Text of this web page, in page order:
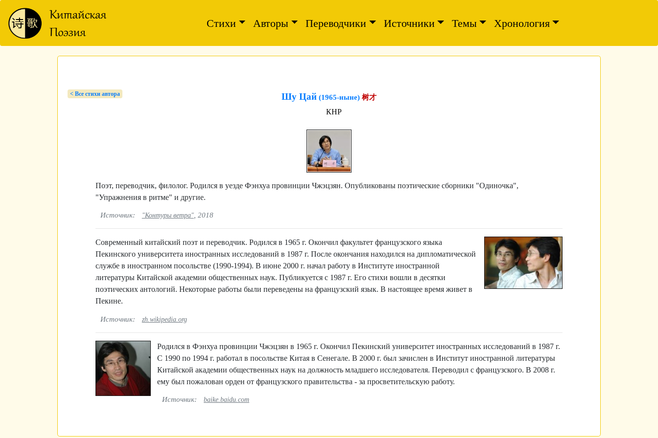
Стихи Авторы Переводчики Источники Темы Хронология
< Bсе стихи автора Шу Цай (1965-ныне) 树才
КНР
Поэт, переводчик, филолог. Родился в уезде Фэнхуа провинции Чжэцзян. Опубликованы поэтические сборники "Одиночка",
"Упражнения в ритме" и другие.
Источник: "Контуры ветра", 2018
Современный китайский поэт и переводчик. Родился в 1965 г. Окончил факультет французского языка
Пекинского университета иностранных исследований в 1987 г. После окончания находился на дипломатической
службе в иностранном посольстве (1990-1994). В июне 2000 г. начал работу в Институте иностранной
литературы Китайской академии общественных наук. Публикуется с 1987 г. Его стихи вошли в десятки
поэтических антологий. Некоторые работы были переведены на французский язык. В настоящее время живет в
Пекине.
Источник: zh.wikipedia.org
Родился в Фэнхуа провинции Чжэцзян в 1965 г. Окончил Пекинский университет иностранных исследований в 1987 г.
С 1990 по 1994 г. работал в посольстве Китая в Сенегале. В 2000 г. был зачислен в Институт иностранной литературы
Китайской академии общественных наук на должность младшего исследователя. Переводил с французского. В 2008 г.
ему был пожалован орден от французского правительства - за просветительскую работу.
Источник: baike.baidu.com